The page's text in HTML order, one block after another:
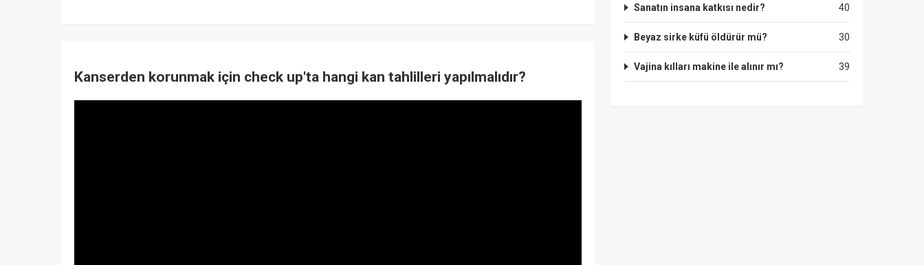
Kanserden korunmak için check up'ta hangi kan tahlilleri yapılmalıdır?
40
Sanatın insana katkısı nedir?
30
Beyaz sirke küfü öldürür mü?
39
Vajina kılları makine ile alınır mı?